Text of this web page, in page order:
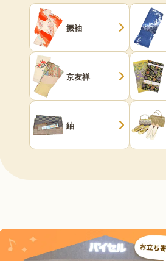
振袖
京友禅
紬